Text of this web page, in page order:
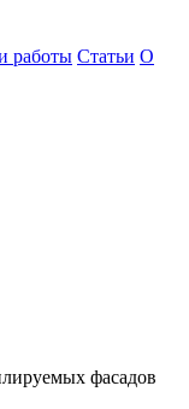
работы Статьи О
фасадов